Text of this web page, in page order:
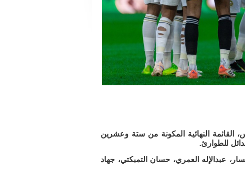
القائمة النهائية المكونة من ستة وعشرين
عبدالإله العمري، حسان التمبكتي، جهاد